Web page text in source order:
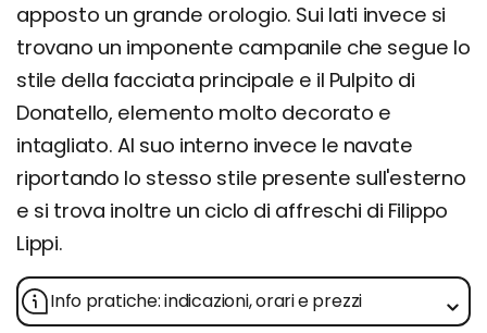
apposto un grande orologio. Sui lati invece si
trovano un imponente campanile che segue lo
stile della facciata principale e il Pulpito di
Donatello, elemento molto decorato e
intagliato. Al suo interno invece le navate
riportando lo stesso stile presente sull'esterno
e si trova inoltre un ciclo di affreschi di Filippo
Lippi.
Info pratiche: indicazioni, orari e prezzi